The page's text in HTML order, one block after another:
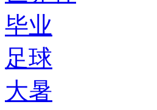
毕业
足球
大暑